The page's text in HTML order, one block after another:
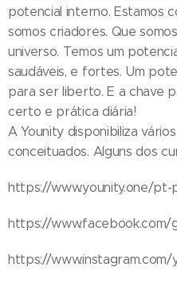
potencial interno. Estamos
somos criadores. Que
universo. Temos um
saudáveis, e fortes. Um
para ser liberto. E a chave
certo e prática diária!
A Younity disponibiliza
conceituados. Alguns dos
https://www.younity.one/
https://
https://